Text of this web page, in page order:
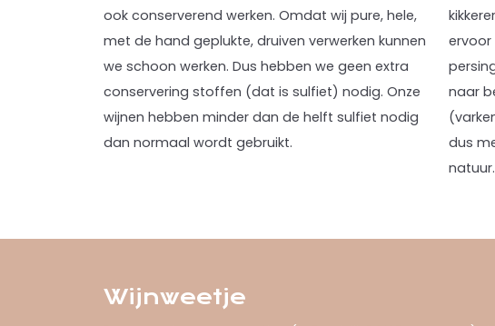
ook conserverend werken. Omdat wij pure, hele,
met de hand geplukte, druiven verwerken kunnen
we schoon werken. Dus hebben we geen extra
conservering stoffen (dat is sulfiet) nodig. Onze
wijnen hebben minder dan de helft sulfiet nodig
dan normaal wordt gebruikt.
ervoor
naar
dus
natuur.
Wijnweetje